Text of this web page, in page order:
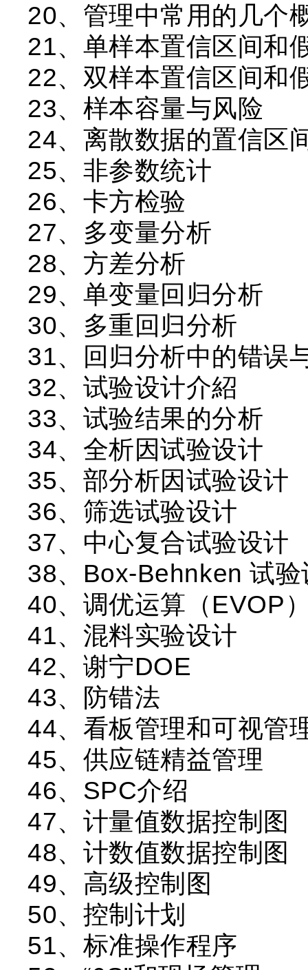
20、管理中常用的几个
21、单样本置信区间和
22、双样本置信区间和
23、样本容量与风险
24、离散数据的置信区
25、非参数统计
26、卡方检验
27、多变量分析
28、方差分析
29、单变量回归分析
30、多重回归分析
31、回归分析中的错误
32、试验设计介紹
33、试验结果的分析
34、全析因试验设计
35、部分析因试验设计
36、筛选试验设计
37、中心复合试验设计
38、Box-Behnken 试
40、调优运算（EVOP
41、混料实验设计
42、谢宁DOE
43、防错法
44、看板管理和可视管
45、供应链精益管理
46、SPC介绍
47、计量值数据控制图
48、计数值数据控制图
49、高级控制图
50、控制计划
51、标准操作程序